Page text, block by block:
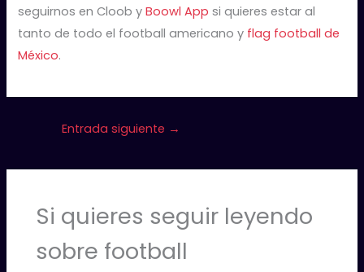
seguirnos en Cloob yBoowl App si quieres estar al
tanto de todo el football americano y flag football de
México.
Entrada siguiente →
Si quieres seguir leyendo
sobre football